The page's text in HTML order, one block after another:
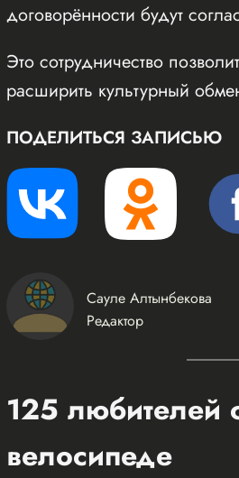
договорённости будут
Это сотрудничество
расширить культурный
ПОДЕЛИТЬСЯ ЗАПИСЬЮ
Сауле Алтынбекова
Редактор
125 любителей
велосипеде